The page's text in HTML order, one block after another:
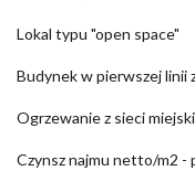
Lokal typu "open space"
Budynek w pierwszej linii
Ogrzewanie z sieci
Czynsz najmu netto/m2 -